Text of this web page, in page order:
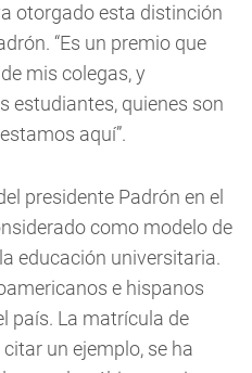
otorgado esta distinción
“Es un premio que
mis colegas, y
estudiantes, quienes son
aquí”.
presidente Padrón en el
como modelo de
educación universitaria.
e hispanos
país. La matrícula de
un ejemplo, se ha